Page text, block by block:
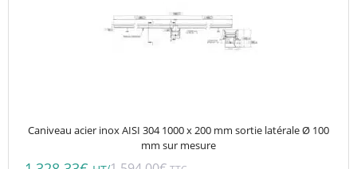
Caniveau acier inox AISI 304 1000 x 200 mm sortie latérale Ø 100
mm sur mesure